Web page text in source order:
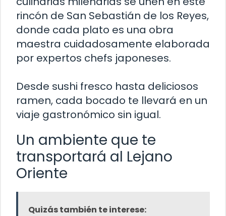
rincón de San Sebastián de los Reyes,
donde cada plato es una obra
maestra cuidadosamente elaborada
por expertos chefs japoneses.
Desde sushi fresco hasta deliciosos
ramen, cada bocado te llevará en un
viaje gastronómico sin igual.
Un ambiente que te
transportará al Lejano
Oriente
Quizás también te interese: